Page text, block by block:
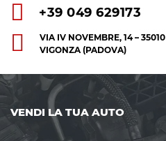
+39 049 629173
VIA IV NOVEMBRE, 14 – 35010
VIGONZA (PADOVA)
VENDI LA TUA AUTO